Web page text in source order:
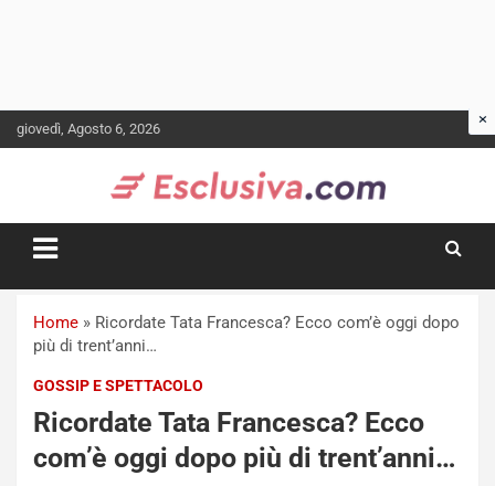
Skip
to
giovedì, Agosto 6, 2026
Home » Ricordate Tata Francesca? Ecco com’è oggi dopo
più di trent’anni…
GOSSIP E SPETTACOLO
Ricordate Tata Francesca? Ecco
com’è oggi dopo più di trent’anni…